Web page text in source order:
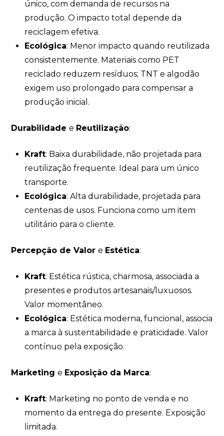
único, com demanda de recursos na
produção. O impacto total depende da
reciclagem efetiva.
Ecológica: Menor impacto quando reutilizada
consistentemente. Materiais como PET
reciclado reduzem resíduos; TNT e algodão
exigem uso prolongado para compensar a
produção inicial.
Durabilidadee Reutilização:
Kraft: Baixa durabilidade, não projetada para
reutilização frequente. Ideal para um único
transporte.
Ecológica: Alta durabilidade, projetada para
centenas de usos. Funciona como um item
utilitário para o cliente.
Percepção de Valore Estética:
Kraft: Estética rústica, charmosa, associada a
presentes e produtos artesanais/luxuosos.
Valor momentâneo.
Ecológica: Estética moderna, funcional, associa
a marca à sustentabilidade e praticidade. Valor
contínuo pela exposição.
Marketinge Exposição da Marca:
Kraft: Marketing no ponto de venda e no
momento da entrega do presente. Exposição
limitada.